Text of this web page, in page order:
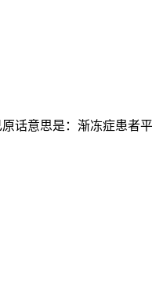
话意思是：渐冻症患者